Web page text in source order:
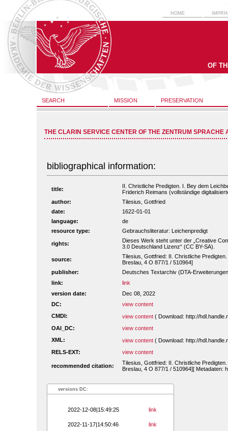
HOME
OF
SEARCH MISSION PRESERVATION
THE CLARIN SERVICE CENTER OF THE ZENTRUM SPRACHE
bibliographical information:
title:
II. Christliche Predigten. I. Bey dem
Friderich Reimans (vollständige
author:
Tilesius, Gottfried
date:
1622-01-01
language:
de
resource type:
Gebrauchsliteratur: Leichenpredigt
rights:
Dieses Werk steht unter der „Creative
3.0 Deutschland Lizenz“ (CC BY-SA).
source:
Tilesius, Gottfried: II. Christliche
Breslau, 4 O 877/1 / 510964]
publisher:
Deutsches Textarchiv (DTA-
link:
link
version date:
Dec 08, 2022
DC:
view content
CMDI:
view content ( Download: http://
OAI_DC:
view content
XML:
view content ( Download: http://
RELS-EXT:
view content
recommended citation:
Tilesius, Gottfried: II. Christliche
Breslau, 4 O 877/1 / 510964][ Metadaten:
versions DC:
2022-12-08|15:49:25 link
2022-11-17|14:50:46 link